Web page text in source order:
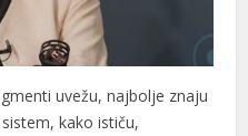
uvežu, najbolje znaju
kako ističu,